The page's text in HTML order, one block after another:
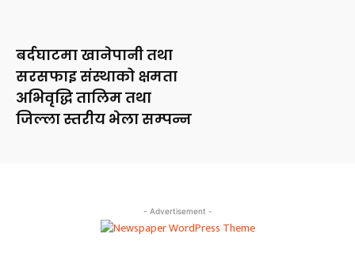
बर्दघाटमा खानेपानी तथा
सरसफाइ संस्थाको क्षमता
अभिवृद्धि तालिम तथा
जिल्ला स्तरीय भेला सम्पन्न
- Advertisement -